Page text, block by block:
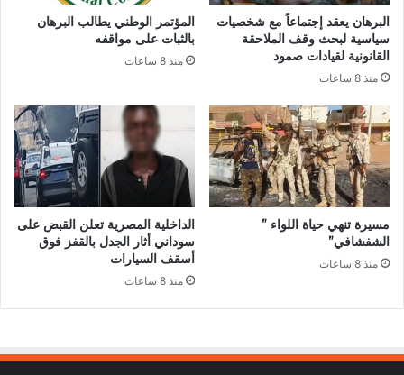
البرهان يعقد إجتماعاً مع شخصيات
سياسية لبحث وقف الملاحقة
القانونية لقيادات صمود
منذ 8 ساعات
المؤتمر الوطني يطالب البرهان
بالثبات على مواقفه
منذ 8 ساعات
مسيرة تنهي حياة اللواء ”
الشفشافي”
منذ 8 ساعات
الداخلية المصرية تعلن القبض على
سوداني أثار الجدل بالقفز فوق
أسقف السيارات
منذ 8 ساعات